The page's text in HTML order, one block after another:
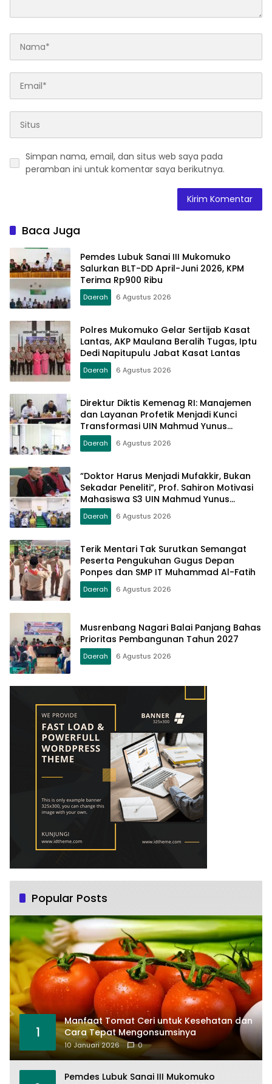
Simpan nama, email, dan situs web saya pada
peramban ini untuk komentar saya berikutnya.
Baca Juga
Pemdes Lubuk Sanai III Mukomuko
Salurkan BLT-DD April-Juni 2026, KPM
Terima Rp900 Ribu
Daerah 6 Agustus 2026
Polres Mukomuko Gelar Sertijab Kasat
Lantas, AKP Maulana Beralih Tugas, Iptu
Dedi Napitupulu Jabat Kasat Lantas
Daerah 6 Agustus 2026
Direktur Diktis Kemenag RI: Manajemen
dan Layanan Profetik Menjadi Kunci
Transformasi UIN Mahmud Yunus
Batusangkar Menjadi Kampus
Bereputasi Global
Daerah 6 Agustus 2026
“Doktor Harus Menjadi Mufakkir, Bukan
Sekadar Peneliti”, Prof. Sahiron Motivasi
Mahasiswa S3 UIN Mahmud Yunus
Batusangkar
Daerah 6 Agustus 2026
Terik Mentari Tak Surutkan Semangat
Peserta Pengukuhan Gugus Depan
Ponpes dan SMP IT Muhammad Al-Fatih
Daerah 6 Agustus 2026
Musrenbang Nagari Balai Panjang Bahas
Prioritas Pembangunan Tahun 2027
Daerah 6 Agustus 2026
Popular Posts
1
Manfaat Tomat Ceri untuk Kesehatan dan
Cara Tepat Mengonsumsinya
10 Januari 2026 0
Pemdes Lubuk Sanai III Mukomuko